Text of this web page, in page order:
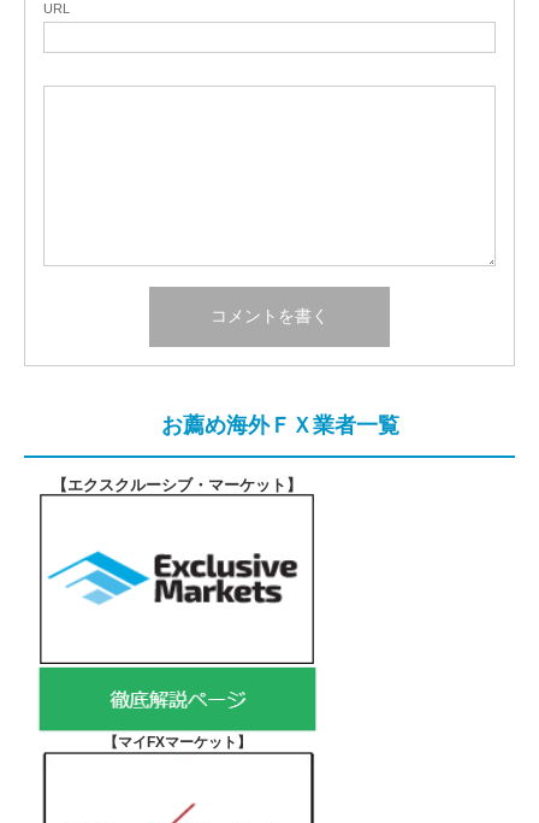
URL
お薦め海外ＦＸ業者一覧
【エクスクルーシブ・マーケット 】
【マイFXマーケット 】